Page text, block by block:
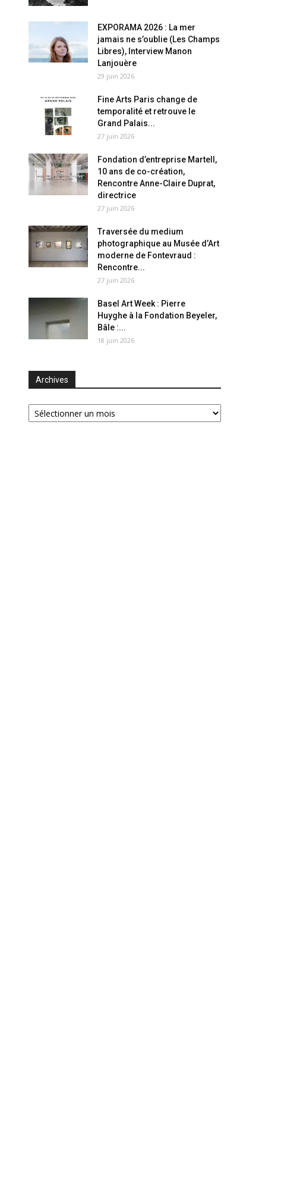
EXPORAMA 2026 : La mer
jamais ne s’oublie (Les Champs
Libres), Interview Manon
Lanjouère
29 juin 2026
Fine Arts Paris change de
temporalité et retrouve le
Grand Palais...
27 juin 2026
Fondation d’entreprise Martell,
10 ans de co-création,
Rencontre Anne-Claire Duprat,
directrice
27 juin 2026
Traversée du medium
photographique au Musée d’Art
moderne de Fontevraud :
Rencontre...
27 juin 2026
Basel Art Week : Pierre
Huyghe à la Fondation Beyeler,
Bâle :...
18 juin 2026
Archives
Archives